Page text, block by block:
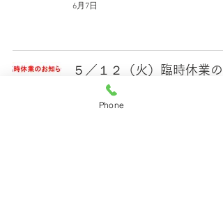
6月7日
５／１２（火）臨時休業の
知らせ
横浜温泉黄金湯
Phone